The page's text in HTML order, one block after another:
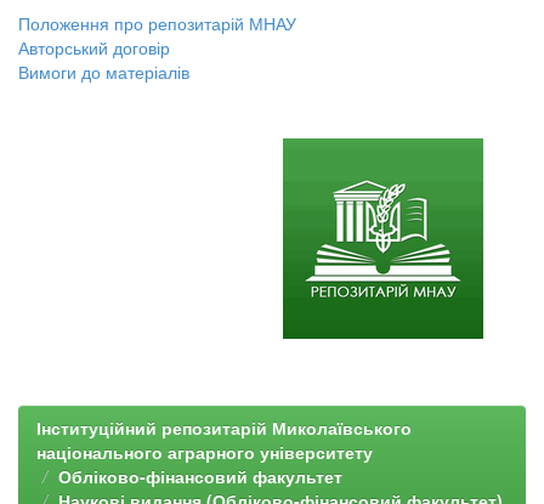
Положення про репозитарій МНАУ
Авторський договір
Вимоги до матеріалів
Інституційний репозитарій Миколаївського
національного аграрного університету
Обліково-фінансовий факультет